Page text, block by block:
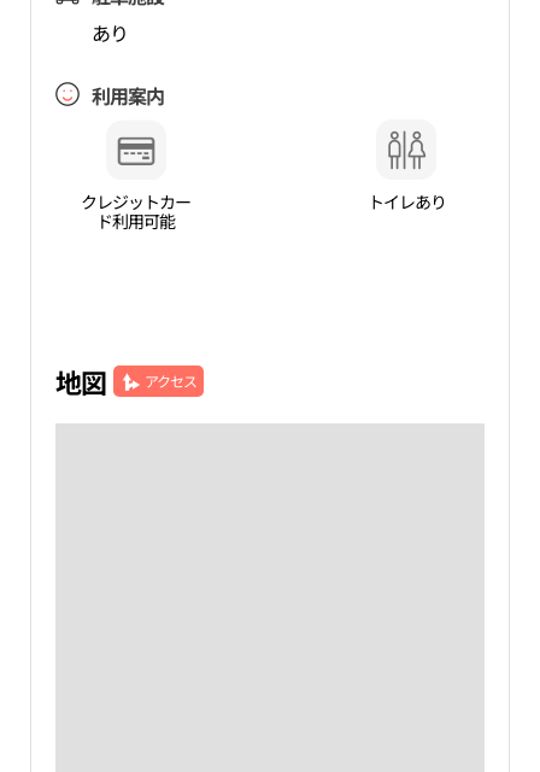
あり
利用案内
クレジットカー
ド利用可能
トイレあり
地図 アクセス